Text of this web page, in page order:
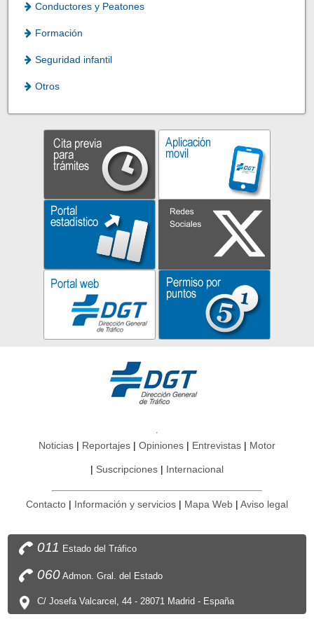
Conductores y Peatones
Formación
Seguridad infantil
Otros
Noticias Reportajes Opiniones Entrevistas Motor
Suscripciones Internacional
Contacto Información y servicios Mapa Web Aviso legal
011 Estado del Tráfico
060Admon. Gral. del Estado
C/ Josefa Valcarcel, 44 - 28071 Madrid - España